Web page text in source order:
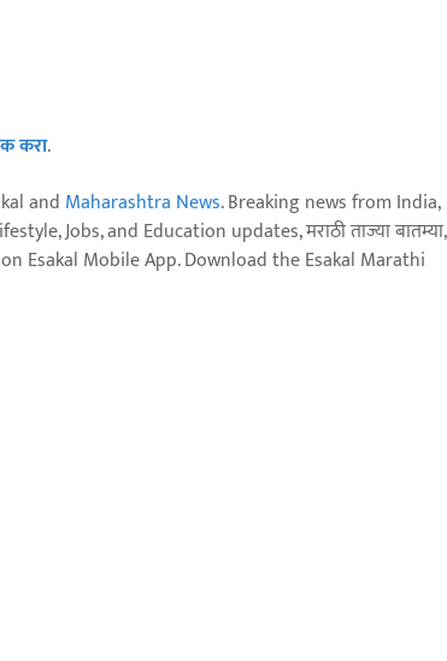
करा.
and Maharashtra News. Breaking news from India,
Jobs, and Education updates, मराठी ताज्या बातम्या,
on Esakal Mobile App. Download the Esakal Marathi